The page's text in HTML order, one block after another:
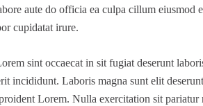
aute do officia ea culpa cillum eiusmod
cupidatat irure.
sint occaecat in sit fugiat deserunt
incididunt. Laboris magna sunt elit
Lorem. Nulla exercitation sit